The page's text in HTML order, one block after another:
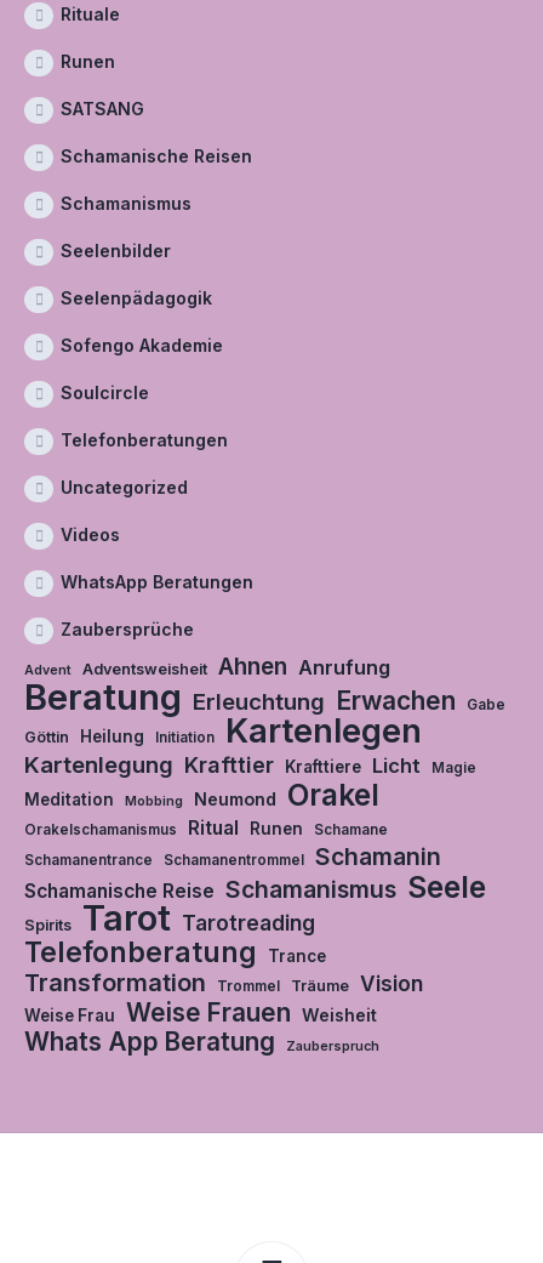
Rituale
Runen
SATSANG
Schamanische Reisen
Schamanismus
Seelenbilder
Seelenpädagogik
Sofengo Akademie
Soulcircle
Telefonberatungen
Uncategorized
Videos
WhatsApp Beratungen
Zaubersprüche
Advent Adventsweisheit Ahnen Anrufung
Beratung Erleuchtung Erwachen Gabe
Göttin Heilung Initiation Kartenlegen
Kartenlegung Krafttier Krafttiere Licht Magie
Meditation Mobbing Neumond Orakel
Orakelschamanismus Ritual Runen
Schamane
Schamanentrance
Schamanentrommel Schamanin
Schamanische Reise Schamanismus Seele
Spirits Tarot Tarotreading
Telefonberatung Trance
Transformation Trommel Träume Vision
Weise Frau Weise Frauen Weisheit
Whats App Beratung Zauberspruch